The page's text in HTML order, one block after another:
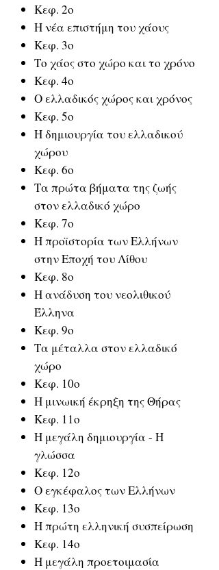
Κεφ. 2ο
Η νέα επιστήμη του χάους
Κεφ. 3ο
Το χάος στο χώρο και το χρόνο
Κεφ. 4ο
Ο ελλαδικός χώρος και χρόνος
Κεφ. 5ο
Η δημιουργία του ελλαδικού
χώρου
Κεφ. 6ο
Τα πρώτα βήματα της ζωής
στον ελλαδικό χώρο
Κεφ. 7ο
Η προϊστορία των Ελλήνων
στην Εποχή του Λίθου
Κεφ. 8ο
Η ανάδυση του νεολιθικού
Έλληνα
Κεφ. 9ο
Τα μέταλλα στον ελλαδικό
χώρο
Κεφ. 10ο
Η μινωική έκρηξη της Θήρας
Κεφ. 11ο
Η μεγάλη δημιουργία - Η
γλώσσα
Κεφ. 12ο
Ο εγκέφαλος των Ελλήνων
Κεφ. 13ο
Η πρώτη ελληνική συσπείρωση
Κεφ. 14ο
Η μεγάλη προετοιμασία